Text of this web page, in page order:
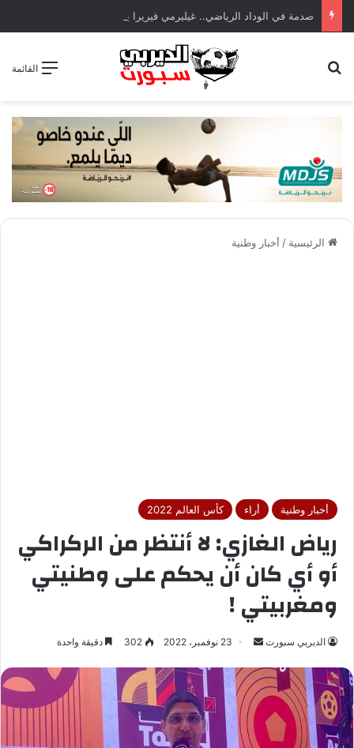
القائمة
الرئيسية / أخبار وطنية
أخبار وطنية أراء كأس العالم 2022
رياض الغازي: لا أنتظر من الركراكي
أو أي كان أن يحكم على وطنيتي
ومغربيتي !
الديربي سبورت
س
ل
ر
23 نوفمبر، 2022 302 دقيقة واحدة